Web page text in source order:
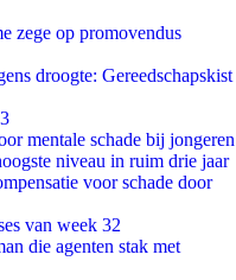
zege op promovendus
droogte: Gereedschapskist
mentale schade bij jongeren
niveau in ruim drie jaar
voor schade door
van week 32
die agenten stak met